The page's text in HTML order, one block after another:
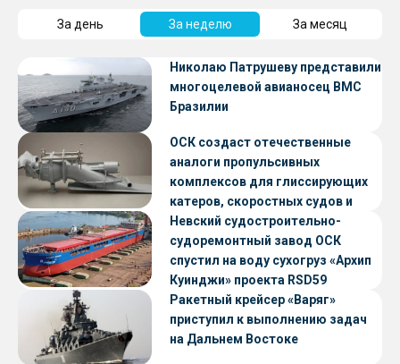
За день За неделю За месяц
Николаю Патрушеву представили
многоцелевой авианосец ВМС
Бразилии
ОСК создаст отечественные
аналоги пропульсивных
комплексов для глиссирующих
катеров, скоростных судов и
судов с малой осадкой
Невский судостроительно-
судоремонтный завод ОСК
спустил на воду сухогруз «Архип
Куинджи» проекта RSD59
Ракетный крейсер «Варяг»
приступил к выполнению задач
на Дальнем Востоке